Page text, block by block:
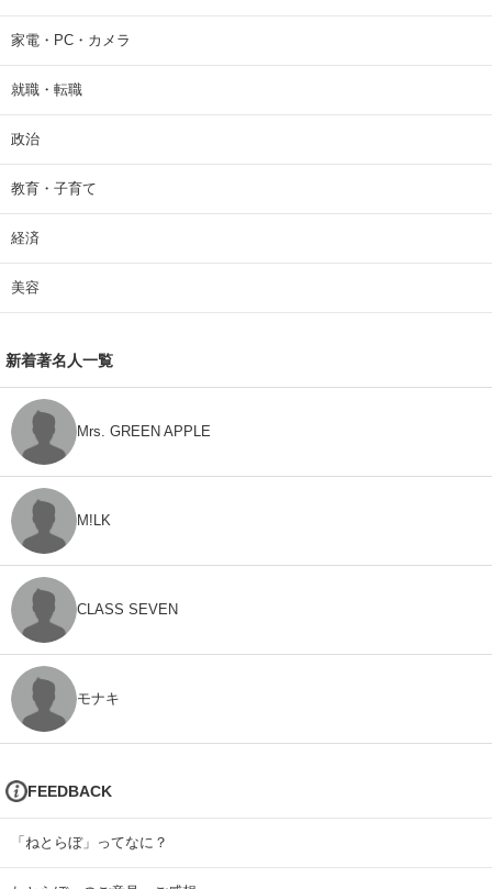
家電・PC・カメラ
就職・転職
政治
教育・子育て
経済
美容
新着著名人一覧
Mrs. GREEN APPLE
M!LK
CLASS SEVEN
モナキ
FEEDBACK
「ねとらぼ」ってなに？